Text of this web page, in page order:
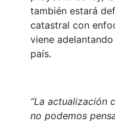
también estará
catastral con
viene
país.
“La actualización
no podemos